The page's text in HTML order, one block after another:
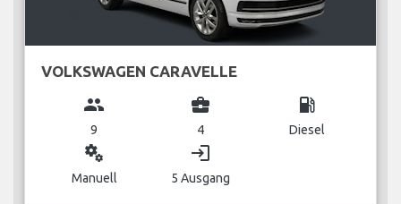
VOLKSWAGEN CARAVELLE
group
9
business_center
4
local_gas_station
Diesel
miscellaneous_services
Manuell
login
5 Ausgang